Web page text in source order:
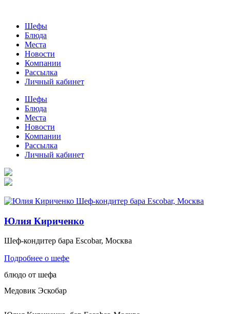
Шефы
Блюда
Места
Новости
Компании
Рассылка
Личный кабинет
Шефы
Блюда
Места
Новости
Компании
Рассылка
Личный кабинет
Юлия Кириченко
Шеф-кондитер бара Escobar, Москва
Подробнее о шефе
блюдо от шефа
Медовик Эскобар